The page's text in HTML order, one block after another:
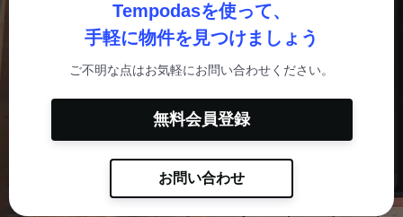
Tempodasを使って、
手軽に物件を見つけましょう
ご不明な点はお気軽にお問い合わせください。
無料会員登録
お問い合わせ